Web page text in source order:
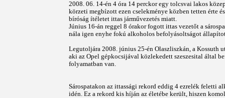
2008. 06. 14-én 4 óra 14 perckor egy tolcsvai lakos
körzeti megbízott ezen cselekménye közben tetten érte
bíróság ítéletet ittas járművezetés miatt.
Június 16-án reggel 8 órakor fogott ittas vezetőt a
nála igen enyhe fokú alkoholos befolyásoltságot
Legutoljára 2008. június 25-én Olaszliszkán, a Kossuth
aki az Opel gépkocsijával közlekedett szeszesital által
folyamatban van.
Sárospatakon az ittassági rekord eddig 4 ezrelék feletti
idén. Ez a rekord kis híján az életébe került, hiszen